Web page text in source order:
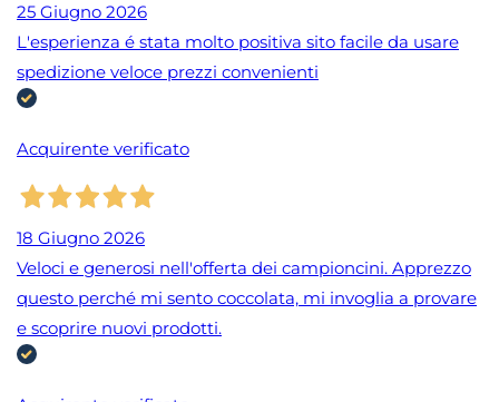
25 Giugno 2026
L'esperienza é stata molto positiva sito facile da usare
spedizione veloce prezzi convenienti
Acquirente verificato
18 Giugno 2026
Veloci e generosi nell'offerta dei campioncini. Apprezzo
questo perché mi sento coccolata, mi invoglia a provare
e scoprire nuovi prodotti.